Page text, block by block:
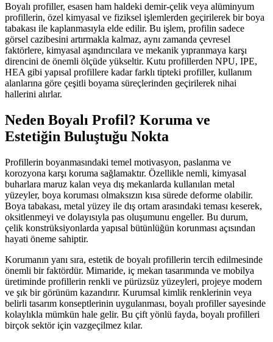
Hakkımızda İletişim
Boyalı profiller, esasen ham haldeki demir-çelik veya alüminyum
profillerin, özel kimyasal ve fiziksel işlemlerden geçirilerek bir boya
tabakası ile kaplanmasıyla elde edilir. Bu işlem, profilin sadece
görsel cazibesini artırmakla kalmaz, aynı zamanda çevresel
faktörlere, kimyasal aşındırıcılara ve mekanik yıpranmaya karşı
direncini de önemli ölçüde yükseltir. Kutu profillerden NPU, IPE,
HEA gibi yapısal profillere kadar farklı tipteki profiller, kullanım
alanlarına göre çeşitli boyama süreçlerinden geçirilerek nihai
hallerini alırlar.
Neden Boyalı Profil? Koruma ve
Estetiğin Buluştuğu Nokta
Profillerin boyanmasındaki temel motivasyon, paslanma ve
korozyona karşı koruma sağlamaktır. Özellikle nemli, kimyasal
buharlara maruz kalan veya dış mekanlarda kullanılan metal
yüzeyler, boya koruması olmaksızın kısa sürede deforme olabilir.
Boya tabakası, metal yüzey ile dış ortam arasındaki teması keserek,
oksitlenmeyi ve dolayısıyla pas oluşumunu engeller. Bu durum,
çelik konstrüksiyonlarda yapısal bütünlüğün korunması açısından
hayati öneme sahiptir.
Korumanın yanı sıra, estetik de boyalı profillerin tercih edilmesinde
önemli bir faktördür. Mimaride, iç mekan tasarımında ve mobilya
üretiminde profillerin renkli ve pürüzsüz yüzeyleri, projeye modern
ve şık bir görünüm kazandırır. Kurumsal kimlik renklerinin veya
belirli tasarım konseptlerinin uygulanması, boyalı profiller sayesinde
kolaylıkla mümkün hale gelir. Bu çift yönlü fayda, boyalı profilleri
birçok sektör için vazgeçilmez kılar.